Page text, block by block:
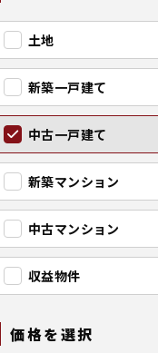
土地
新築一戸建て
中古一戸建て
新築マンション
中古マンション
収益物件
価格を選択